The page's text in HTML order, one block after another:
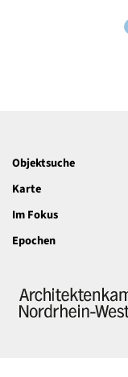
Objektsuche
Karte
Im Fokus
Epochen